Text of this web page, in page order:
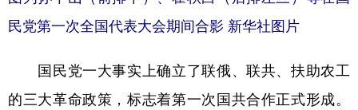
民党第一次全国代表大会期间合影 新华社图片
国民党一大事实上确立了联俄、联共、扶助农工
的三大革命政策，标志着第一次国共合作正式形成。